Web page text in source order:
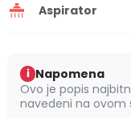
Aspirator
i Napomena
Ovo je popis
navedeni na ovom